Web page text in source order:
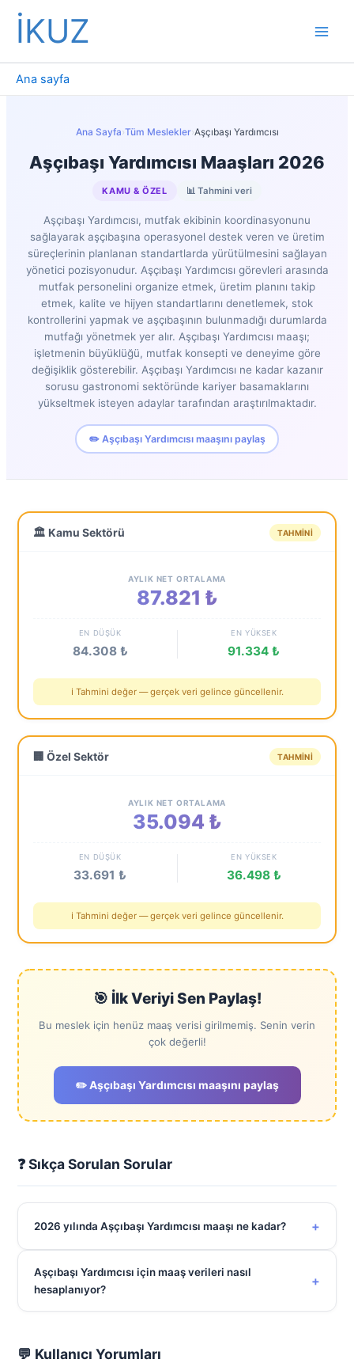
İçeriğe
İKUZ
Ana sayfa
Ana Sayfa›Tüm Meslekler›Aşçıbaşı Yardımcısı
Aşçıbaşı Yardımcısı Maaşları 2026
KAMU & ÖZEL 📊 Tahmini veri
Aşçıbaşı Yardımcısı, mutfak ekibinin koordinasyonunu
sağlayarak aşçıbaşına operasyonel destek veren ve üretim
süreçlerinin planlanan standartlarda yürütülmesini sağlayan
yönetici pozisyonudur. Aşçıbaşı Yardımcısı görevleri arasında
mutfak personelini organize etmek, üretim planını takip
etmek, kalite ve hijyen standartlarını denetlemek, stok
kontrollerini yapmak ve aşçıbaşının bulunmadığı durumlarda
mutfağı yönetmek yer alır. Aşçıbaşı Yardımcısı maaşı;
işletmenin büyüklüğü, mutfak konsepti ve deneyime göre
değişiklik gösterebilir. Aşçıbaşı Yardımcısı ne kadar kazanır
sorusu gastronomi sektöründe kariyer basamaklarını
yükseltmek isteyen adaylar tarafından araştırılmaktadır.
✏️ Aşçıbaşı Yardımcısı maaşını paylaş
🏛️ Kamu Sektörü TAHMINI
AYLIK NET ORTALAMA
87.821 ₺
EN DÜŞÜK
84.308 ₺
EN YÜKSEK
91.334 ₺
ℹ️ Tahmini değer — gerçek veri gelince güncellenir.
🏢 Özel Sektör TAHMINI
AYLIK NET ORTALAMA
35.094 ₺
EN DÜŞÜK
33.691 ₺
EN YÜKSEK
36.498 ₺
ℹ️ Tahmini değer — gerçek veri gelince güncellenir.
🎯 İlk Veriyi Sen Paylaş!
Bu meslek için henüz maaş verisi girilmemiş. Senin verin
çok değerli!
✏️ Aşçıbaşı Yardımcısı maaşını paylaş
❓ Sıkça Sorulan Sorular
2026 yılında Aşçıbaşı Yardımcısı maaşı ne kadar? +
Aşçıbaşı Yardımcısı için maaş verileri nasıl
hesaplanıyor?
+
💬 Kullanıcı Yorumları